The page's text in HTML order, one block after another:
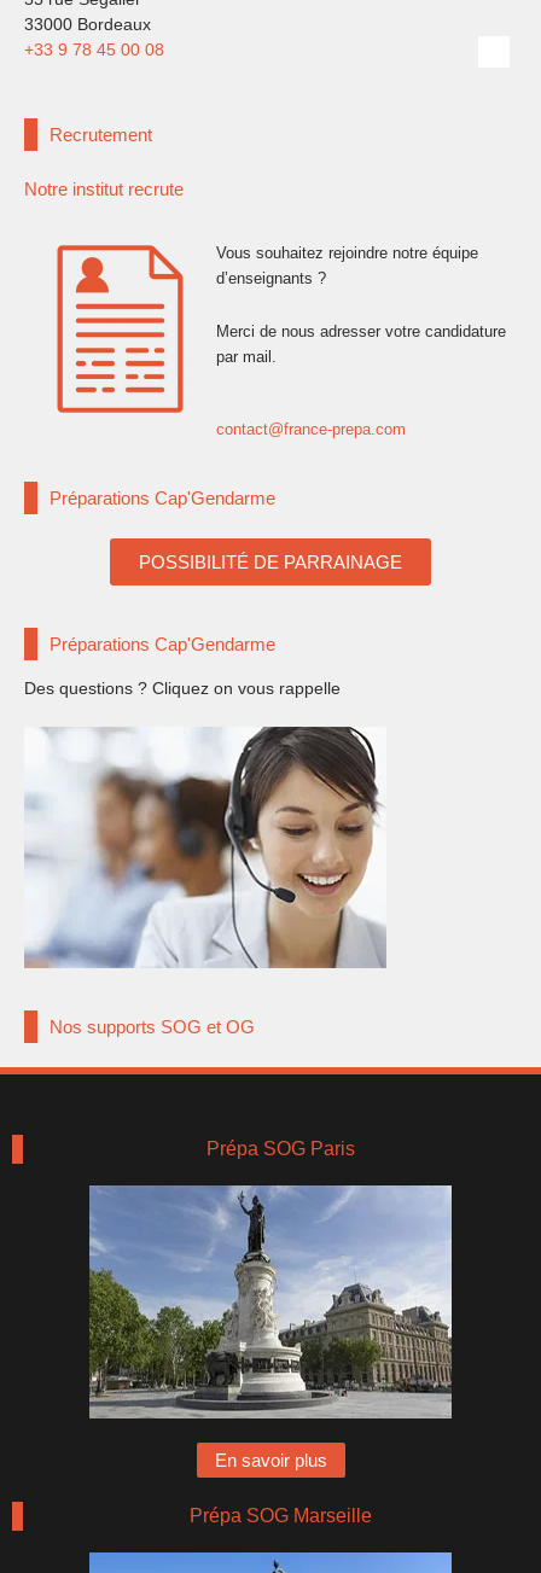
33000 Bordeaux
+33 9 78 45 00 08
Recrutement
Notre institut recrute
Vous souhaitez rejoindre notre équipe
d’enseignants ?
Merci de nous adresser votre candidature
par mail.
contact@france-prepa.com
Préparations Cap'Gendarme
POSSIBILITÉ DE PARRAINAGE
Préparations Cap'Gendarme
Des questions ? Cliquez on vous rappelle
Nos supports SOG et OG
Prépa SOG Paris
En savoir plus
Prépa SOG Marseille